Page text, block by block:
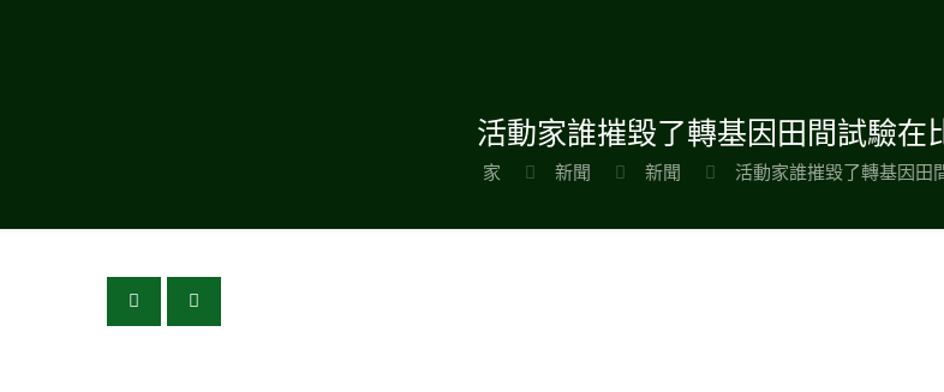
活動家誰摧毀了轉基因田間試驗在
家 新聞 新聞 活動家誰摧毀了轉基因田